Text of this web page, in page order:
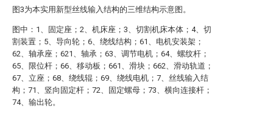
图3为本实用新型丝线输入结构的三维结构示意图。
图中：1、固定座；2、机床座；3、切割机床本体；4、切
割装置；5、导向轮；6、绕线结构；61、电机安装架；
62、轴承座；621、轴承；63、调节电机；64、螺纹杆；
65、限位杆；66、移动板；661、滑块；662、滑动轨道；
67、立座；68、绕线辊；69、绕线电机；7、丝线输入结
构；71、竖向固定杆；72、固定螺母；73、横向连接杆；
74、输出轮。